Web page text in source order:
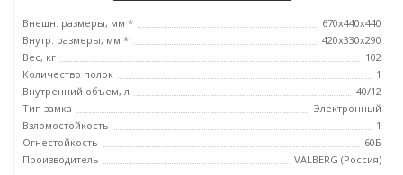
Внешн. размеры, мм *
670x440x440
Внутр. размеры, мм *
420х330х290
Вес, кг
102
Количество полок
1
Внутренний объем, л
40/12
Тип замка
Электронный
Взломостойкость
1
Огнестойкость
60Б
Производитель
VALBERG (Россия)